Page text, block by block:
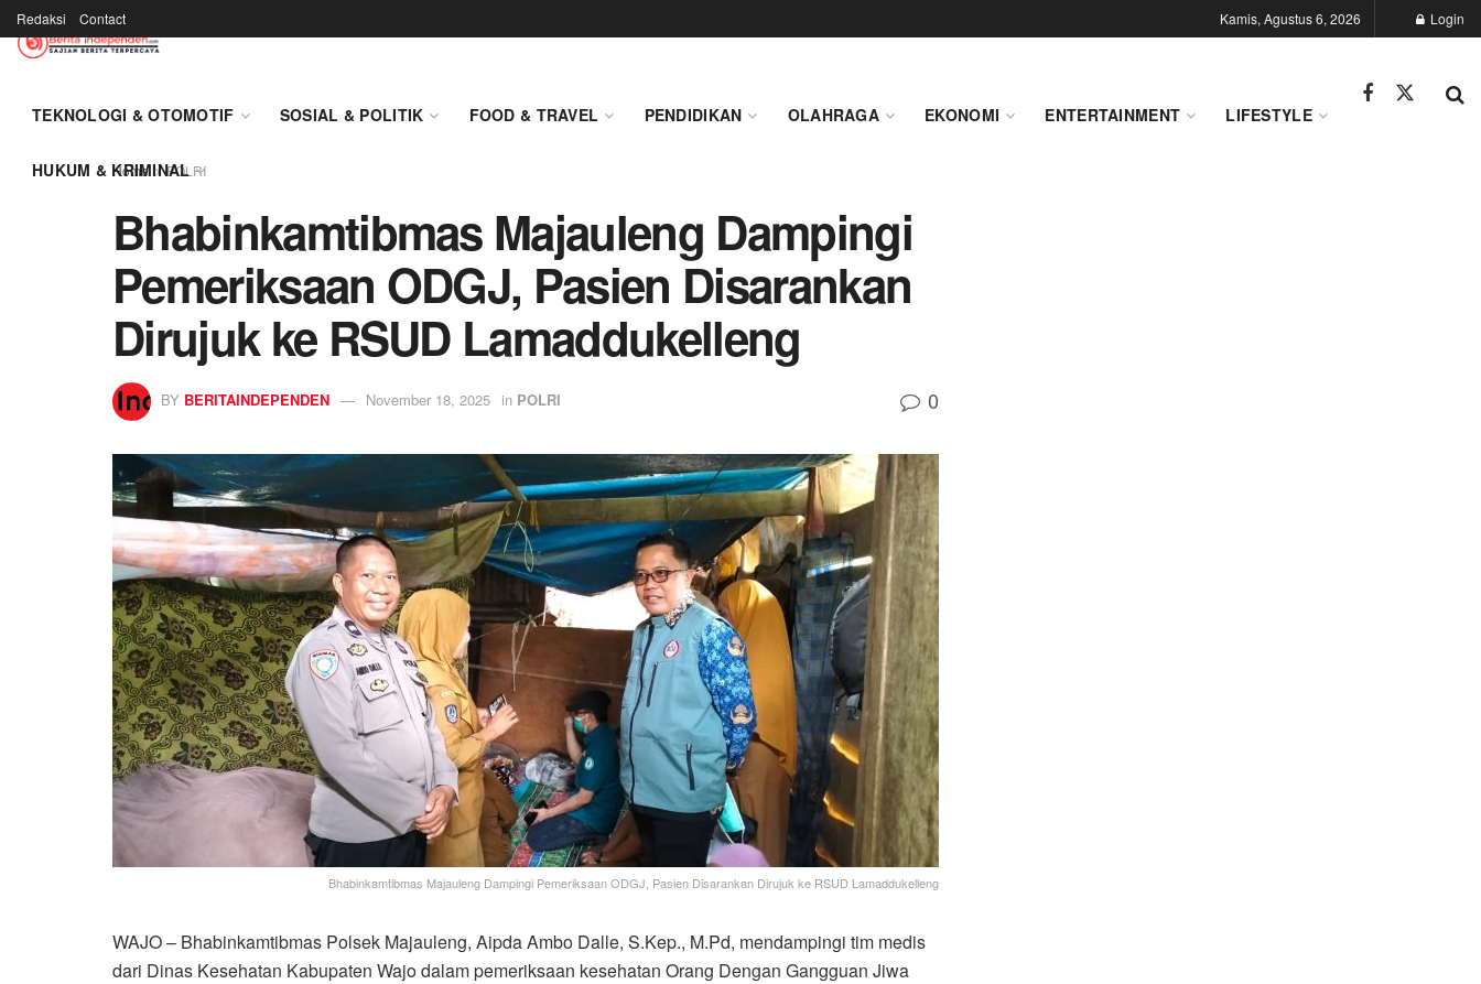
Redaksi Contact Kamis, Agustus 6, 2026 Login
TEKNOLOGI & OTOMOTIF SOSIAL & POLITIK FOOD & TRAVEL PENDIDIKAN OLAHRAGA EKONOMI ENTERTAINMENT LIFESTYLE
HUKUM & KRIMINAL
Home POLRI
Bhabinkamtibmas Majauleng Dampingi
Pemeriksaan ODGJ, Pasien Disarankan
Dirujuk ke RSUD Lamaddukelleng
BY BERITAINDEPENDEN November 18, 2025 in POLRI 0
Bhabinkamtibmas Majauleng Dampingi Pemeriksaan ODGJ, Pasien Disarankan Dirujuk ke RSUD Lamaddukelleng
WAJO – Bhabinkamtibmas Polsek Majauleng, Aipda Ambo Dalle, S.Kep., M.Pd, mendampingi tim medis
dari Dinas Kesehatan Kabupaten Wajo dalam pemeriksaan kesehatan Orang Dengan Gangguan Jiwa